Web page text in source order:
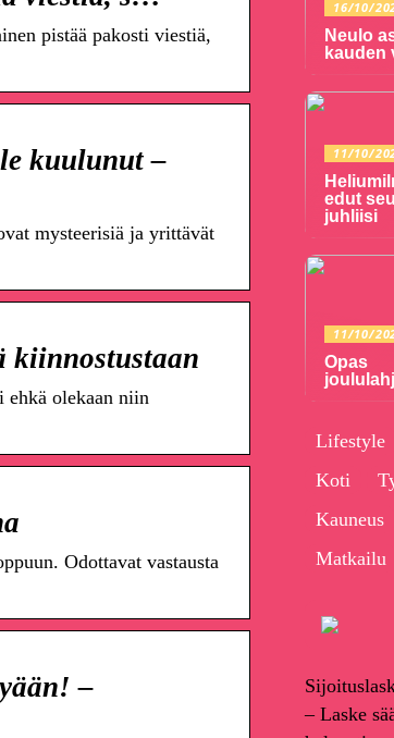
pistää pakosti viestiä,
kuulunut –
mysteerisiä ja yrittävät
kiinnostustaan
olekaan niin
Odottavat vastausta
–
16/10/
Neulo
kauden
11/10/
edut
juhliisi
11/10/
Opas
Lifestyle
Koti
Kauneus
Matkailu
– Laske